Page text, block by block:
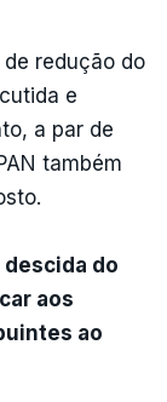
redução do
e
a par de
também
do
aos
ao